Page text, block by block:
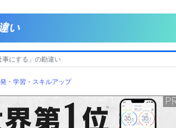
い
事にする」の勘違い
・学習・スキルアップ